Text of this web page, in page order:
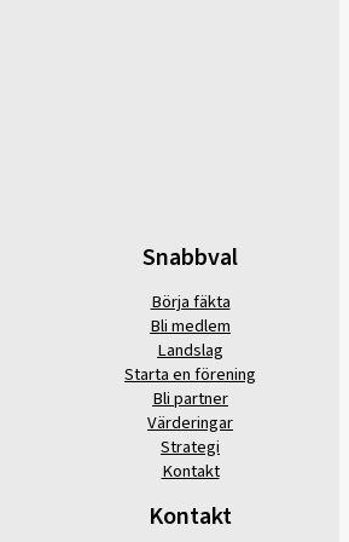
Snabbval
Börja fäkta
Bli medlem
Landslag
Starta en förening
Bli partner
Värderingar
Strategi
Kontakt
Kontakt